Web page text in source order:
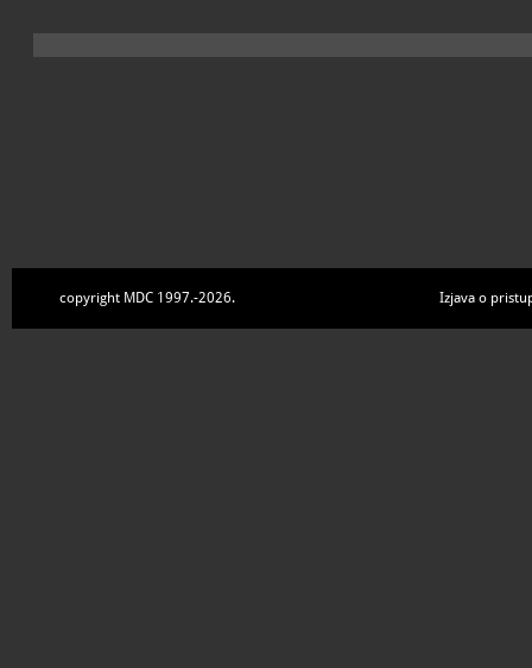
copyright MDC 1997.-2026. Izjava o